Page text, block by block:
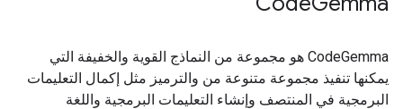
CodeGemma هو مجموعة من النماذج القوية والخفيفة التي
يمكنها تنفيذ مجموعة متنوعة من والترميز مثل إكمال التعليمات
البرمجية في المنتصف وإنشاء التعليمات البرمجية واللغة